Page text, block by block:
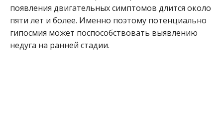
появления двигательных симптомов длится около
пяти лет и более. Именно поэтому потенциально
гипосмия может поспособствовать выявлению
недуга на ранней стадии.